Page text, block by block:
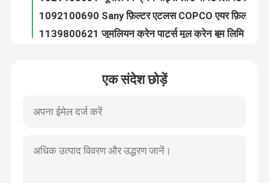
140529000009A मूल SANY क्रेन सेंसर लंबाई HG-WY-3000-V
मूल 142599000048ए क्रेन रिमोट कंट्रोल स्विच बी-एस-5025-टीएन
एक संदेश छोड़ें